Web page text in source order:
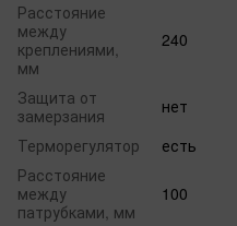
Расстояние
между
креплениями,
мм
240
Защита от
замерзания
нет
Терморегулятор
есть
Расстояние
между
патрубками, мм
100